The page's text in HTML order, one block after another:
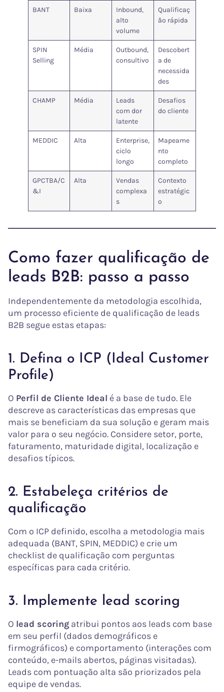
BANT Baixa
Inbound,
alto
volume
Qualificaç
ão rápida
SPIN
Selling
Média
Outbound,
consultivo
Descobert
a de
necessida
des
CHAMP Média
Leads
com dor
latente
Desafios
do cliente
MEDDIC Alta
Enterprise,
ciclo
longo
Mapeame
nto
completo
GPCTBA/C
&I
Alta
Vendas
complexa
s
Contexto
estratégic
o
Como fazer qualificação de
leads B2B: passo a passo
Independentemente da metodologia escolhida,
um processo eficiente de qualificação de leads
B2B segue estas etapas:
1. Defina o ICP (Ideal Customer
Profile)
O Perfil de Cliente Ideal é a base de tudo. Ele
descreve as características das empresas que
mais se beneficiam da sua solução e geram mais
valor para o seu negócio. Considere setor, porte,
faturamento, maturidade digital, localização e
desafios típicos.
2. Estabeleça critérios de
qualificação
Com o ICP definido, escolha a metodologia mais
adequada (BANT, SPIN, MEDDIC) e crie um
checklist de qualificação com perguntas
específicas para cada critério.
3. Implemente lead scoring
O lead scoring atribui pontos aos leads com base
em seu perfil (dados demográficos e
firmográficos) e comportamento (interações com
conteúdo, e-mails abertos, páginas visitadas).
Leads com pontuação alta são priorizados pela
equipe de vendas.